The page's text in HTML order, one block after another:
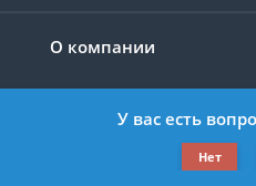
О компании
©2019-2026 Все права
У вас есть
Нет